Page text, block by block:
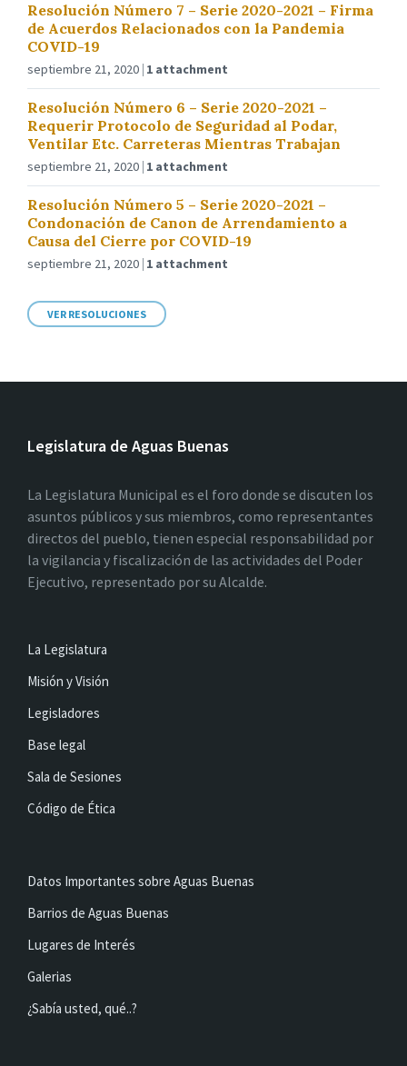
Resolución Número 7 – Serie 2020-2021 – Firma
de Acuerdos Relacionados con la Pandemia
COVID-19
septiembre 21, 2020 1 attachment
Resolución Número 6 – Serie 2020-2021 –
Requerir Protocolo de Seguridad al Podar,
Ventilar Etc. Carreteras Mientras Trabajan
septiembre 21, 2020 1 attachment
Resolución Número 5 – Serie 2020-2021 –
Condonación de Canon de Arrendamiento a
Causa del Cierre por COVID-19
septiembre 21, 2020 1 attachment
VER RESOLUCIONES
Legislatura de Aguas Buenas
La Legislatura Municipal es el foro donde se discuten los
asuntos públicos y sus miembros, como representantes
directos del pueblo, tienen especial responsabilidad por
la vigilancia y fiscalización de las actividades del Poder
Ejecutivo, representado por su Alcalde.
La Legislatura
Misión y Visión
Legisladores
Base legal
Sala de Sesiones
Código de Ética
Datos Importantes sobre Aguas Buenas
Barrios de Aguas Buenas
Lugares de Interés
Galerias
¿Sabía usted, qué..?